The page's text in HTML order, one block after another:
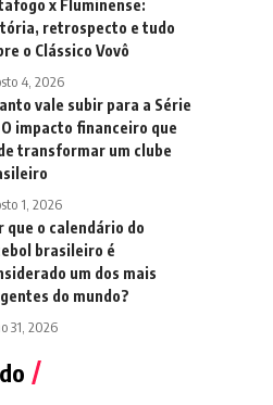
x Fluminense:
retrospecto e tudo
o Clássico Vovô
4, 2026
vale subir para a Série
impacto financeiro que
transformar um clube
1, 2026
que o calendário do
brasileiro é
um dos mais
do mundo?
31, 2026